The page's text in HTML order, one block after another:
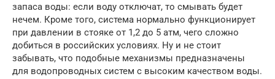
запаса воды: если воду отключат, то смывать будет
нечем. Кроме того, система нормально функционирует
при давлении в стояке от 1,2 до 5 атм, чего сложно
добиться в российских условиях. Ну и не стоит
забывать, что подобные механизмы предназначены
для водопроводных систем с высоким качеством воды.